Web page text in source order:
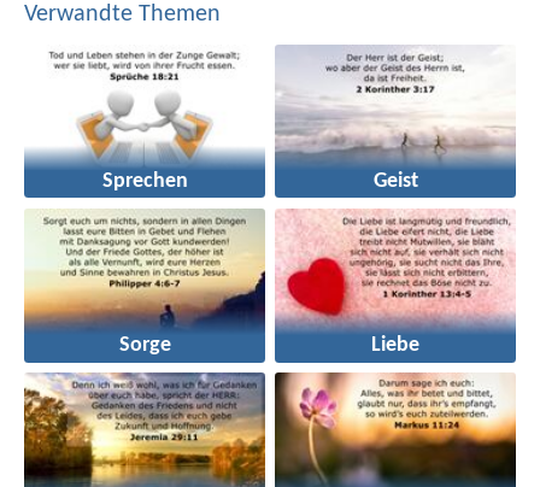
Verwandte Themen
Sprechen Geist
Sorge Liebe